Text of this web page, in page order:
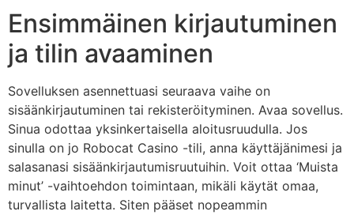
Ensimmäinen kirjautuminen
ja tilin avaaminen
Sovelluksen asennettuasi seuraava vaihe on
sisäänkirjautuminen tai rekisteröityminen. Avaa sovellus.
Sinua odottaa yksinkertaisella aloitusruudulla. Jos
sinulla on jo Robocat Casino -tili, anna käyttäjänimesi ja
salasanasi sisäänkirjautumisruutuihin. Voit ottaa ‘Muista
minut’ -vaihtoehdon toimintaan, mikäli käytät omaa,
turvallista laitetta. Siten pääset nopeammin